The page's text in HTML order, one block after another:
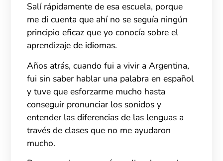
Salí rápidamente de esa escuela, porque
me di cuenta que ahí no se seguía ningún
principio eficaz que yo conocía sobre el
aprendizaje de idiomas.
Años atrás, cuando fui a vivir a Argentina,
fui sin saber hablar una palabra en español
y tuve que esforzarme mucho hasta
conseguir pronunciar los sonidos y
entender las diferencias de las lenguas a
través de clases que no me ayudaron
mucho.